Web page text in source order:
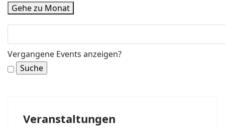
Gehe zu Monat
Vergangene Events anzeigen?
Veranstaltungen